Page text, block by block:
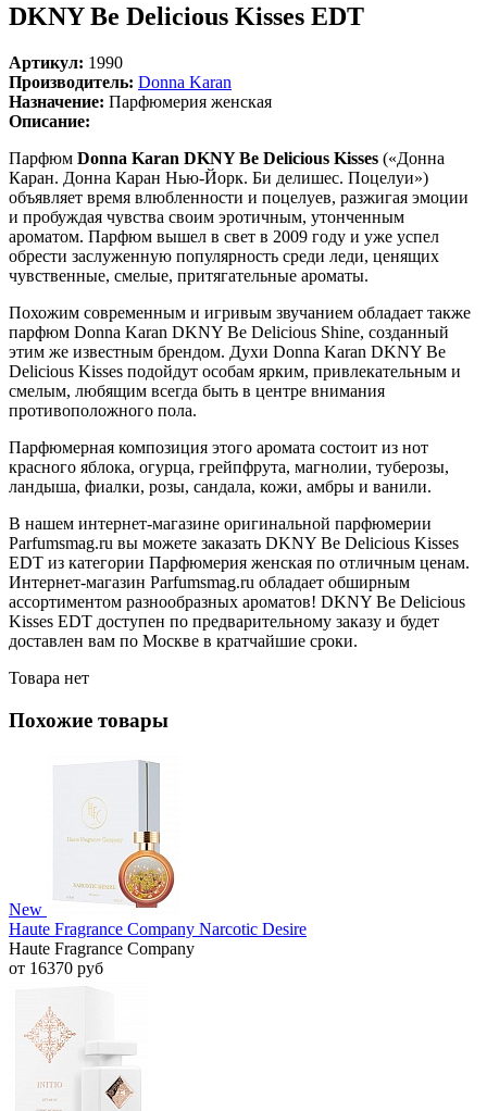
DKNY Be Delicious Kisses EDT
Артикул: 1990
Производитель: Donna Karan
Назначение: Парфюмерия женская
Описание:
Парфюм Donna Karan DKNY Be Delicious Kisses («Донна
Каран. Донна Каран Нью-Йорк. Би делишес. Поцелуи»)
объявляет время влюбленности и поцелуев, разжигая эмоции
и пробуждая чувства своим эротичным, утонченным
ароматом. Парфюм вышел в свет в 2009 году и уже успел
обрести заслуженную популярность среди леди, ценящих
чувственные, смелые, притягательные ароматы.
Похожим современным и игривым звучанием обладает также
парфюм Donna Karan DKNY Be Delicious Shine, созданный
этим же известным брендом. Духи Donna Karan DKNY Be
Delicious Kisses подойдут особам ярким, привлекательным и
смелым, любящим всегда быть в центре внимания
противоположного пола.
Парфюмерная композиция этого аромата состоит из нот
красного яблока, огурца, грейпфрута, магнолии, туберозы,
ландыша, фиалки, розы, сандала, кожи, амбры и ванили.
В нашем интернет-магазине оригинальной парфюмерии
Parfumsmag.ru вы можете заказать DKNY Be Delicious Kisses
EDT из категории Парфюмерия женская по отличным ценам.
Интернет-магазин Parfumsmag.ru обладает обширным
ассортиментом разнообразных ароматов! DKNY Be Delicious
Kisses EDT доступен по предварительному заказу и будет
доставлен вам по Москве в кратчайшие сроки.
Товара нет
Похожие товары
New
Haute Fragrance Company Narcotic Desire
Haute Fragrance Company
от 16370 руб